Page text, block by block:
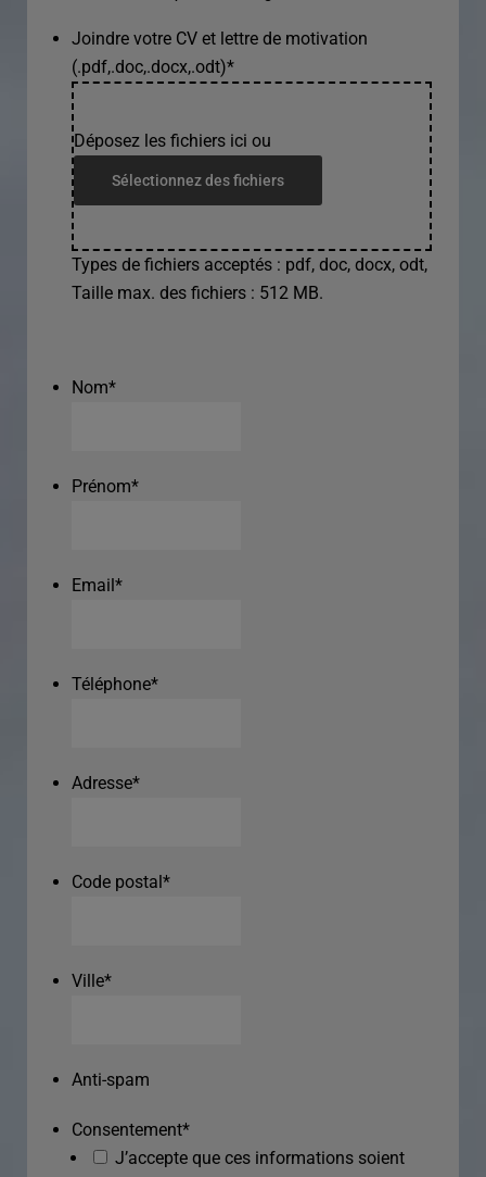
Joindre votre CV et lettre de motivation
(.pdf,.doc,.docx,.odt)*
Déposez les fichiers ici ou
Sélectionnez des fichiers
Types de fichiers acceptés : pdf, doc, docx, odt,
Taille max. des fichiers : 512 MB.
Nom*
Prénom*
Email*
Téléphone*
Adresse*
Code postal*
Ville*
Anti-spam
Consentement*
J’accepte que ces informations soient